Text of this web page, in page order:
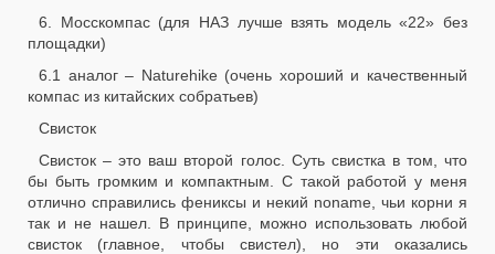
6. Мосскомпас (для НАЗ лучше взять модель «22» без
площадки)
6.1 аналог – Naturehike (очень хороший и качественный
компас из китайских собратьев)
Свисток
Свисток – это ваш второй голос. Суть свистка в том, что
бы быть громким и компактным. С такой работой у меня
отлично справились фениксы и некий noname, чьи корни я
так и не нашел. В принципе, можно использовать любой
свисток (главное, чтобы свистел), но эти оказались